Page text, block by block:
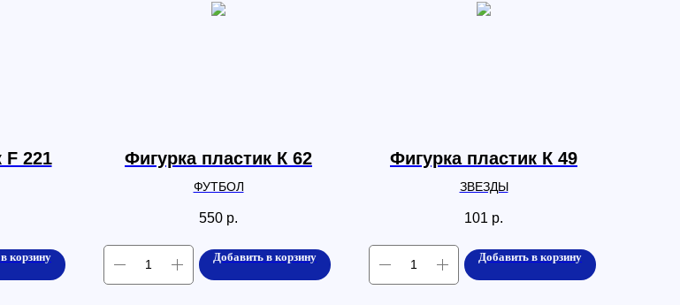
F 221
корзину
Фигурка пластик К 62
ФУТБОЛ
550 р.
Добавить в корзину
Фигурка пластик К 49
ЗВЕЗДЫ
101 р.
Добавить в корзину